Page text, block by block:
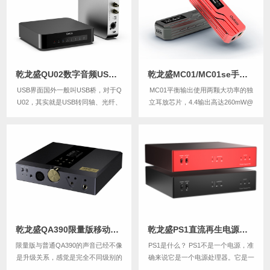
度与结像实体感，纵向空间感与层次
细节...
乾龙盛QU02数字音频USB界面转同轴车载AS338
USB界面国外一般叫USB桥，对于Q
U02，其实就是USB转同轴、光纤、
乾龙盛MC01/MC01se手机便携HiFi解码器耳放
MC01平衡输出使用两颗大功率的独
立耳放芯片，4.4输出高达260mW@
乾龙盛QA390限量版移动HiFi无损音乐播放解码器耳放一体机
限量版与普通QA390的声音已经不像
是升级关系，感觉是完全不同级别的
乾龙盛PS1直流再生电源处理器, DC12V 2A (可定制电压)
PS1是什么？ PS1不是一个电源，准
确来说它是一个电源处理器。它是一